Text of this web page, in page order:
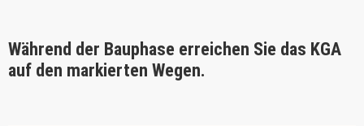
Während der Bauphase erreichen Sie das KGA
auf den markierten Wegen.